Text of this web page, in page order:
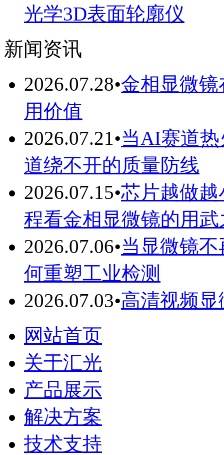
光学3D表面轮廓仪
新闻资讯
2026.07.28•金相显微
用价值
2026.07.21 •当AI赛道
道绕不开的质量防线
2026.07.15•芯片越做越
程看金相显微镜的用武
2026.07.06•当显微镜
何重塑工业检测
2026.07.03•高清视频
网站首页
关于汇光
产品展示
解决方案
技术支持